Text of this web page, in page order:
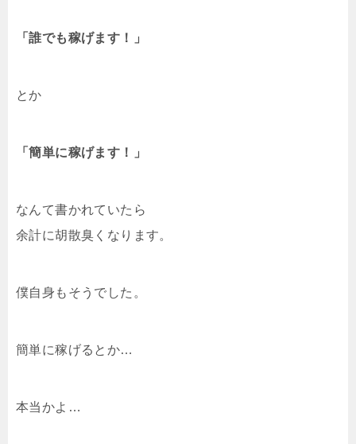
「誰でも稼げます！」
とか
「簡単に稼げます！」
なんて書かれていたら
余計に胡散臭くなります。
僕自身もそうでした。
簡単に稼げるとか…
本当かよ…